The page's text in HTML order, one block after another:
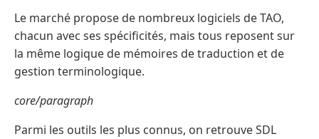
Le marché propose de nombreux logiciels de TAO,
chacun avec ses spécificités, mais tous reposent sur
la même logique de mémoires de traduction et de
gestion terminologique.
core/paragraph
Parmi les outils les plus connus, on retrouve SDL